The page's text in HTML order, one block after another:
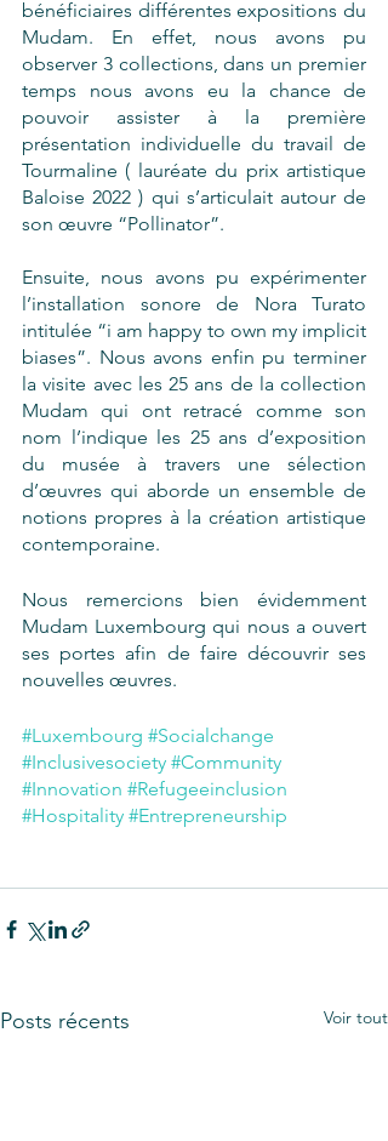
bénéficiaires différentes expositions du
Mudam. En effet, nous avons pu
observer 3 collections, dans un premier
temps nous avons eu la chance de
pouvoir assister à la première
présentation individuelle du travail de
Tourmaline ( lauréate du prix artistique
Baloise 2022 ) qui s’articulait autour de
son œuvre “Pollinator”.
Ensuite, nous avons pu expérimenter
l’installation sonore de Nora Turato
intitulée “i am happy to own my implicit
biases”. Nous avons enfin pu terminer
la visite avec les 25 ans de la collection
Mudam qui ont retracé comme son
nom l’indique les 25 ans d’exposition
du musée à travers une sélection
d’œuvres qui aborde un ensemble de
notions propres à la création artistique
contemporaine.
Nous remercions bien évidemment
Mudam Luxembourg qui nous a ouvert
ses portes afin de faire découvrir ses
nouvelles œuvres.
#Luxembourg #Socialchange
#Inclusivesociety #Community
#Innovation #Refugeeinclusion
#Hospitality #Entrepreneurship
Posts récents Voir tout